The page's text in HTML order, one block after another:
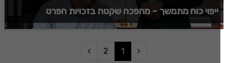
ייפוי כוח מתמשך – מהפכה שקטה בזכויות הפרט